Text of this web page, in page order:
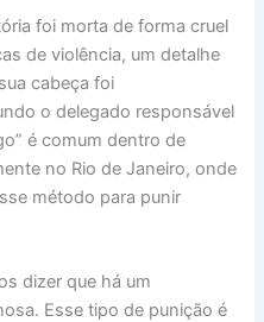
foi morta de forma cruel
de violência, um detalhe
cabeça foi
o delegado responsável
é comum dentro de
no Rio de Janeiro, onde
método para punir
dizer que há um
Esse tipo de punição é